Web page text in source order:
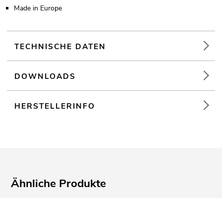
Made in Europe
TECHNISCHE DATEN
DOWNLOADS
HERSTELLERINFO
Ähnliche Produkte